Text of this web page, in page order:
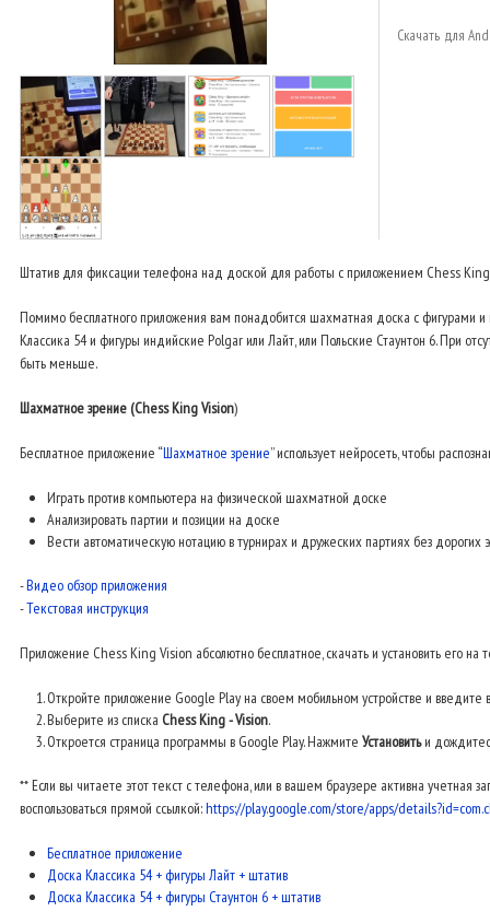
Скачать для
Штатив для фиксации телефона над доской для работы с приложением Chess
Помимо бесплатного приложения вам понадобится шахматная доска с
Классика 54 и фигуры индийские Polgar или Лайт, или Польские Стаунтон 6. При
быть меньше.
Шахматное зрение (Chess King Vision)
Бесплатное приложение “Шахматное зрение” использует нейросеть, чтобы
Играть против компьютера на физической шахматной доске
Анализировать партии и позиции на доске
Вести автоматическую нотацию в турнирах и дружеских партиях без дорогих
-Видео обзор приложения
-Текстовая инструкция
Приложение Chess King Vision абсолютно бесплатное, скачать и установить его
Откройте приложение Google Play на своем мобильном устройстве и введите
Выберите из списка Chess King - Vision.
Откроется страница программы в Google Play. Нажмите Установитьи
** Если вы читаете этот текст с телефона, или в вашем браузере активна учетная
воспользоваться прямой ссылкой:https://play.google.com/store/apps/
Бесплатное приложение
Доска Классика 54 + фигуры Лайт + штатив
Доска Классика 54 + фигуры Стаунтон 6 + штатив